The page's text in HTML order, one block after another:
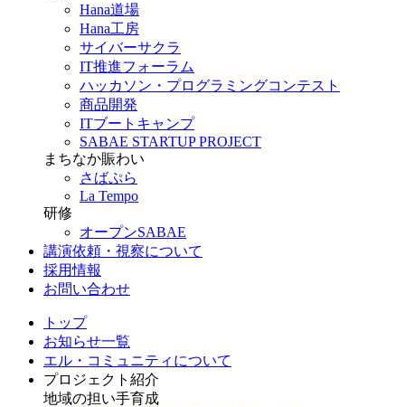
Hana道場
Hana工房
サイバーサクラ
IT推進フォーラム
ハッカソン・プログラミングコンテスト
商品開発
ITブートキャンプ
SABAE STARTUP PROJECT
まちなか賑わい
さばぷら
La Tempo
研修
オープンSABAE
講演依頼・視察について
採用情報
お問い合わせ
トップ
お知らせ一覧
エル・コミュニティについて
プロジェクト紹介
地域の担い手育成